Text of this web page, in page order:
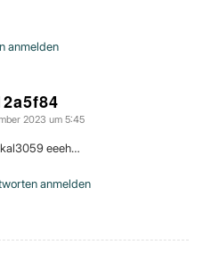
anmelden
2023 um 5:45
eeeh…
anmelden